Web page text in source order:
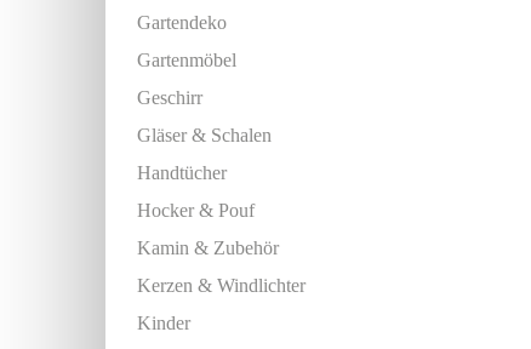
Gartendeko
Gartenmöbel
Geschirr
Gläser & Schalen
Handtücher
Hocker & Pouf
Kamin & Zubehör
Kerzen & Windlichter
Kinder